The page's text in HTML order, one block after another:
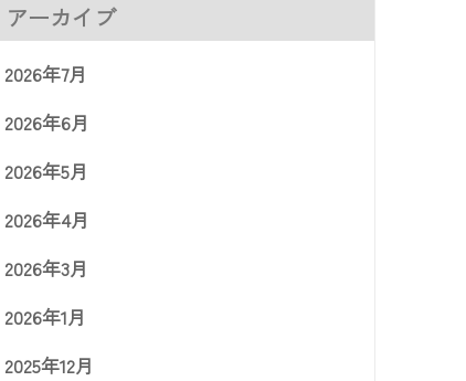
アーカイブ
2026年7月
2026年6月
2026年5月
2026年4月
2026年3月
2026年1月
2025年12月